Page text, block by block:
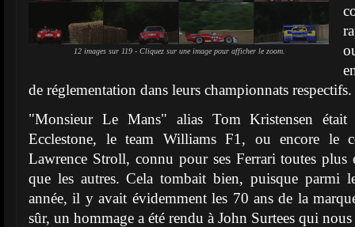
12 images sur 119 - Cliquez sur une image pour afficher le zoom.
de réglementation dans leurs championnats respectifs.
"Monsieur Le Mans" alias Tom Kristensen
Ecclestone, le team Williams F1, ou encore le
Lawrence Stroll, connu pour ses Ferrari toutes plus
que les autres. Cela tombait bien, puisque parmi
année, il y avait évidemment les 70 ans de la
sûr, un hommage a été rendu à John Surtees qui